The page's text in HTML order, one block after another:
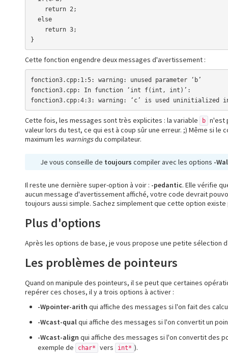
}
Cette fonction engendre deux messages d'avertissement :
fonction3.cpp:1:5: warning: unused parameter ‘b’
fonction3.cpp: In function ‘int f(int, int)’:
fonction3.cpp:4:3: warning: ‘c’ is used uninitialized
Cette fois, les messages sont très explicites : la variable b n'est
valeur lors du test, ce qui est à coup sûr une erreur. ;) Même si
maximum les warningsdu compilateur.
Je vous conseille de toujours compiler avec les options -
Il reste une dernière super-option à voir : -pedantic. Elle vérifie
aucun message d'avertissement affiché, votre code devrait
toujours aussi simple. Sachez simplement que cette option
Plus d'options
Après les options de base, je vous propose une petite sélection
Les problèmes de pointeurs
Quand on manipule des pointeurs, il se peut que certaines
repérer ces choses, il y a trois options à activer :
-Wpointer-arith qui affiche des messages si l'on fait des
-Wcast-qualqui affiche des messages si l'on convertit un
-Wcast-align qui affiche des messages si l'on convertit des
exemple de
char* vers int* ).